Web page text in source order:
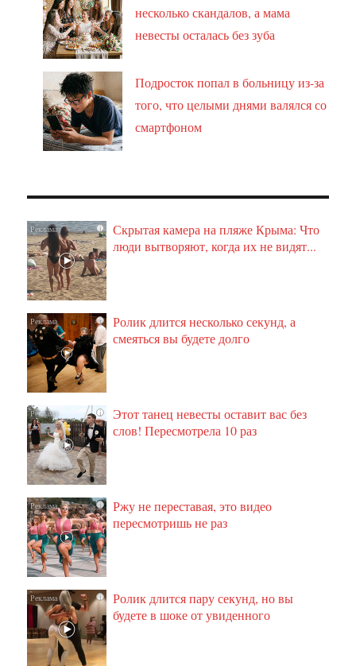
несколько скандалов, а мама
невесты осталась без зуба
Подросток попал в больницу из-за
того, что целыми днями валялся со
смартфоном
i
Скрытая камера на пляже Крыма: Что
люди вытворяют, когда их не видят...
i
Ролик длится несколько секунд, а
смеяться вы будете долго
i
Этот танец невесты оставит вас без
слов! Пересмотрела 10 раз
i
Ржу не переставая, это видео
пересмотришь не раз
i
Ролик длится пару секунд, но вы
будете в шоке от увиденного